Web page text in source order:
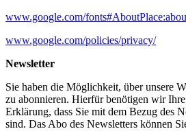
www.google.com/
www.google.com/policies/privacy/
Newsletter
Sie haben die Möglichkeit, über unsere
zu abonnieren. Hierfür benötigen wir
Erklärung, dass Sie mit dem Bezug des
sind. Das Abo des Newsletters können